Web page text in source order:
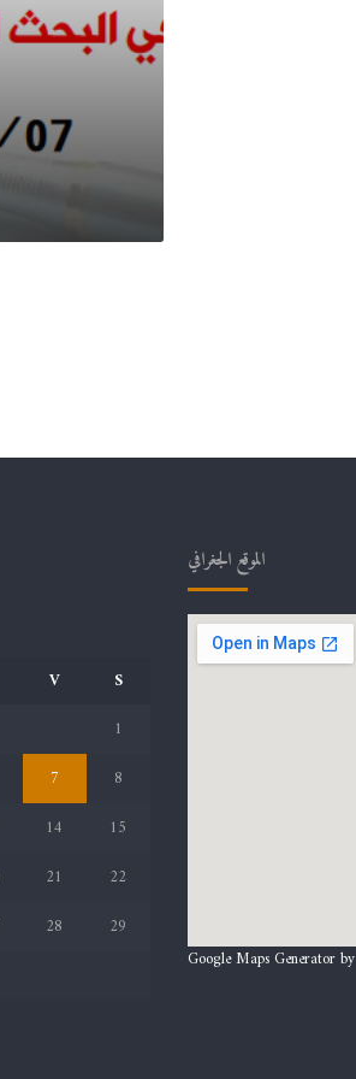
V
S
1
7
8
14
15
21
22
28
29
الموقع الجغرافي
Google Maps Generator by